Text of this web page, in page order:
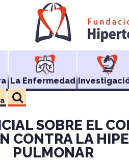
La Enfermedad
SOBRE EL
CONTRA LA
PULMONAR